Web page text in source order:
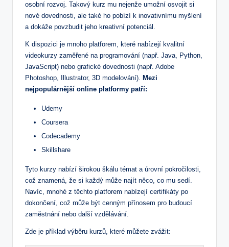
osobní rozvoj. Takový kurz mu nejenže umožní osvojit si
nové dovednosti, ale také ho pobízí k inovativnímu myšlení
a dokáže povzbudit jeho kreativní potenciál.
K dispozici je mnoho platforem, které nabízejí kvalitní
videokurzy zaměřené na programování (např. Java, Python,
JavaScript) nebo grafické dovednosti (např. Adobe
Photoshop, Illustrator, 3D modelování). Mezi
nejpopulárnější online platformy patří:
Udemy
Coursera
Codecademy
Skillshare
Tyto kurzy nabízí širokou škálu témat a úrovní pokročilosti,
což znamená, že si každý může najít něco, co mu sedí.
Navíc, mnohé z těchto platforem nabízejí certifikáty po
dokončení, což může být cenným přínosem pro budoucí
zaměstnání nebo další vzdělávání.
Zde je příklad výběru kurzů, které můžete zvážit: